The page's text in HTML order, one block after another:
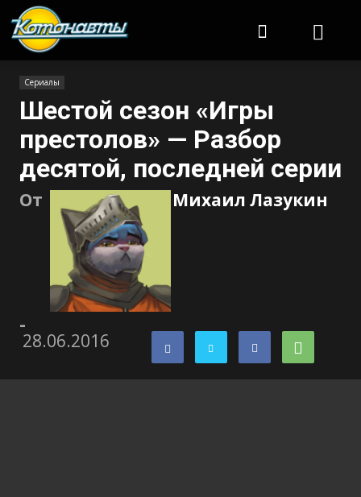
Сериалы
Шестой сезон «Игры
престолов» — Разбор
десятой, последней серии
От Михаил Лазукин
-
28.06.2016